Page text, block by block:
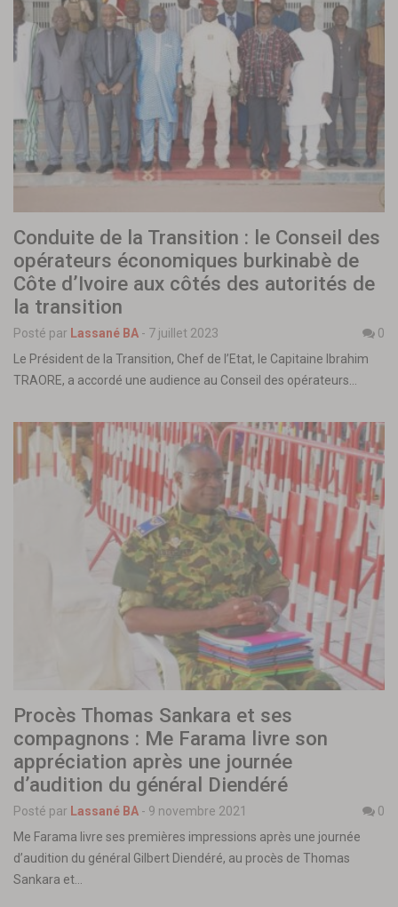
Conduite de la Transition : le Conseil des
opérateurs économiques burkinabè de
Côte d’Ivoire aux côtés des autorités de
la transition
Posté par Lassané BA - 7 juillet 2023
0
Le Président de la Transition, Chef de l’Etat, le Capitaine Ibrahim
TRAORE, a accordé une audience au Conseil des opérateurs…
Procès Thomas Sankara et ses
compagnons : Me Farama livre son
appréciation après une journée
d’audition du général Diendéré
Posté par Lassané BA - 9 novembre 2021
0
Me Farama livre ses premières impressions après une journée
d’audition du général Gilbert Diendéré, au procès de Thomas
Sankara et…